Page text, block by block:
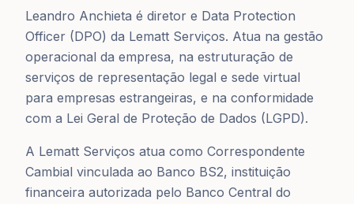
Leandro Anchieta é diretor e Data Protection
Officer (DPO) da Lematt Serviços. Atua na gestão
operacional da empresa, na estruturação de
serviços de representação legal e sede virtual
para empresas estrangeiras, e na conformidade
com a Lei Geral de Proteção de Dados (LGPD).
A Lematt Serviços atua como Correspondente
Cambial vinculada ao Banco BS2, instituição
financeira autorizada pelo Banco Central do